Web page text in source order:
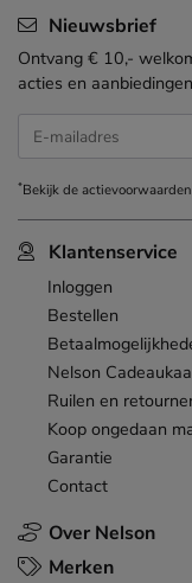
Over Nelson
Klantenservice
Inloggen
Bestellen
Nelson
Ruilen en
Koop ongedaan
Garantie
Contact
Merken
Nieuwsbrief
Ontvang € 10,-
acties en
E-mailadres
*Bekijk deactievoorwaarden